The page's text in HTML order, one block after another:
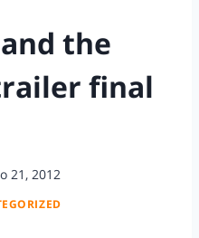
the
final
21, 2012